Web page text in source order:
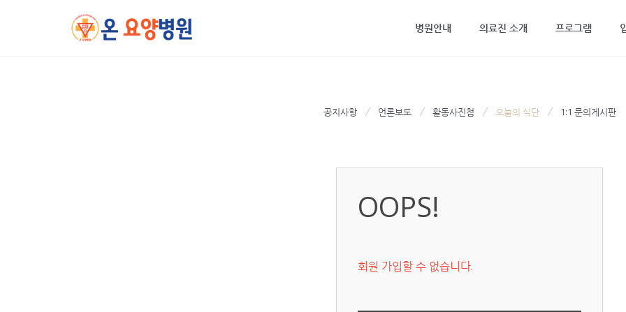
병원안내
의료진 소개 프로그램
공지사항 언론보도 활동사진첩 오늘의 식단 1:1 문의게시판
OOPS!
회원 가입할 수 없습니다.